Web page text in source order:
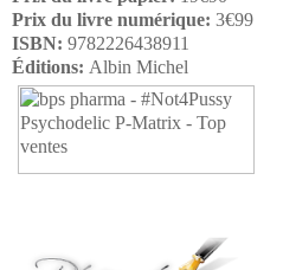
Prix du livre numérique: 3€99
ISBN: 9782226438911
Éditions: Albin Michel